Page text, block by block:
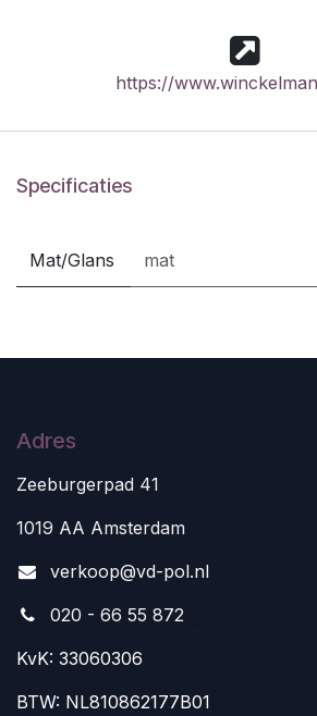
https://
Specificaties
Mat/Glans mat
Adres
Zeeburgerpad 41
1019 AA Amsterdam
verkoop@vd-pol.nl
020 - 66 55 872
KvK: 33060306
BTW: NL810862177B01